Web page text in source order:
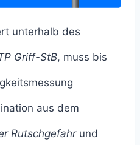
unterhalb des
Griff-StB, muss bis
aus dem
Rutschgefahrund